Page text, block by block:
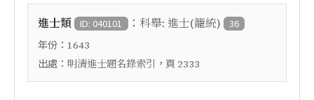
進士類 ID: 040101 ： 科舉: 進士(籠統) 36
年份： 1643
出處： 明清進士題名錄索引 ，頁 2333